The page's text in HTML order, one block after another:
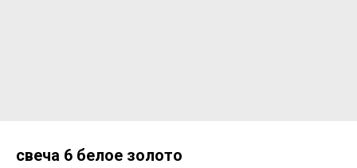
свеча 6 белое золото